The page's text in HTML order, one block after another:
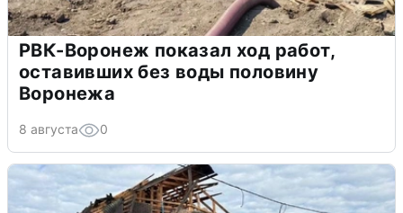
РВК-Воронеж показал ход работ,
оставивших без воды половину
Воронежа
8 августа 0